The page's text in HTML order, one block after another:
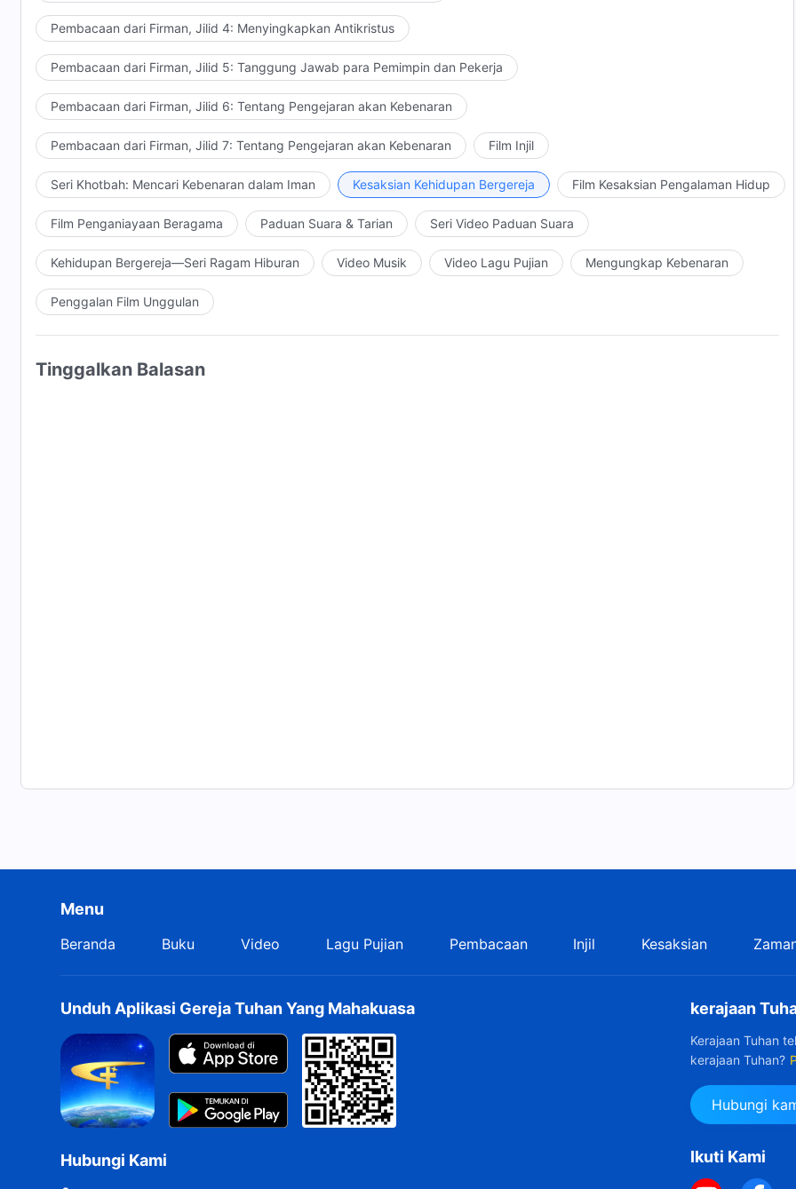
Pembacaan dari Firman, Jilid 4: Menyingkapkan Antikristus
Pembacaan dari Firman, Jilid 5: Tanggung Jawab para Pemimpin dan Pekerja
Pembacaan dari Firman, Jilid 6: Tentang Pengejaran akan Kebenaran
Pembacaan dari Firman, Jilid 7: Tentang Pengejaran akan Kebenaran Film Injil
Seri Khotbah: Mencari Kebenaran dalam Iman Kesaksian Kehidupan Bergereja Film Kesaksian Pengalaman Hidup
Film Penganiayaan Beragama Paduan Suara & Tarian Seri Video Paduan Suara
Kehidupan Bergereja—Seri Ragam Hiburan Video Musik Video Lagu Pujian Mengungkap Kebenaran
Penggalan Film Unggulan
Tinggalkan Balasan
Menu
Beranda Buku Video Lagu Pujian Pembacaan Injil Kesaksian
Unduh Aplikasi Gereja Tuhan Yang Mahakuasa
Hubungi Kami
kerajaan
Kerajaan Tuhan
kerajaan Tuhan?
Hubungi
Ikuti Kami